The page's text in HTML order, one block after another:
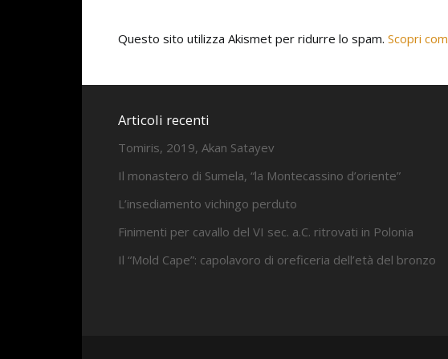
Questo sito utilizza Akismet per ridurre lo spam. Scopri
Articoli recenti
Tomiris, 2019, Akan Satayev
Il monastero di Sumela, “la Montecassino d’oriente”
L’insediamento vichingo perduto
Finimenti per cavallo del VI sec. a.C. ritrovati in Polonia
Il “Mold Cape”: capolavoro di oreficeria dell’età del bronzo